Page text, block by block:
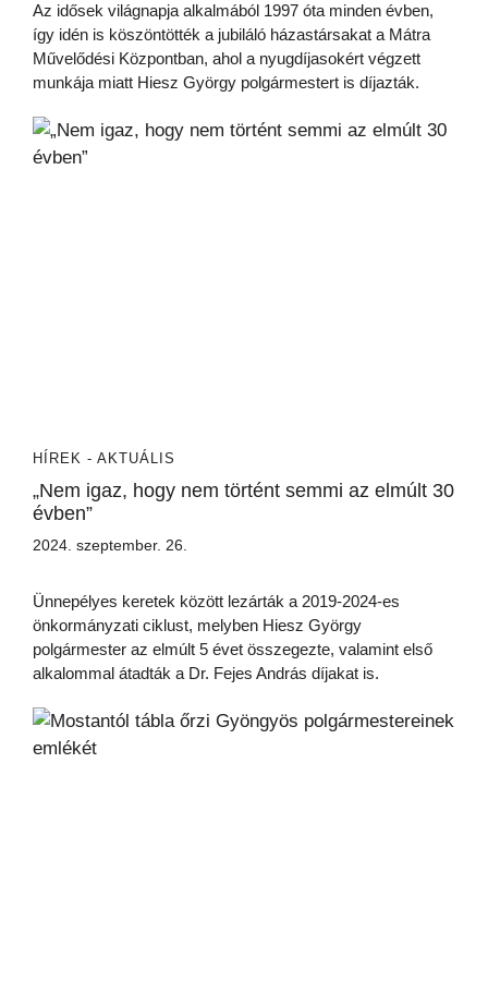
Az idősek világnapja alkalmából 1997 óta minden évben,
így idén is köszöntötték a jubiláló házastársakat a Mátra
Művelődési Központban, ahol a nyugdíjasokért végzett
munkája miatt Hiesz György polgármestert is díjazták.
HÍREK - AKTUÁLIS
„Nem igaz, hogy nem történt semmi az elmúlt 30
évben”
2024. szeptember. 26.
Ünnepélyes keretek között lezárták a 2019-2024-es
önkormányzati ciklust, melyben Hiesz György
polgármester az elmúlt 5 évet összegezte, valamint első
alkalommal átadták a Dr. Fejes András díjakat is.